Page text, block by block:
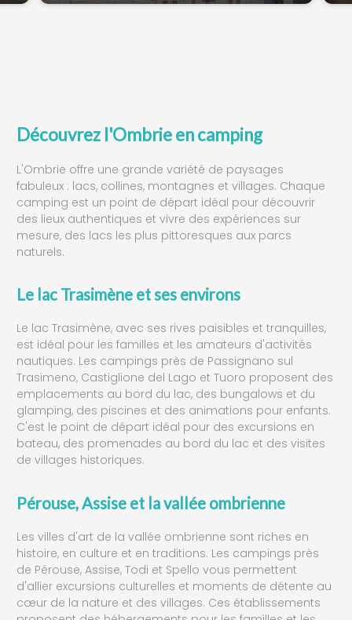
Découvrez l'Ombrie en camping
L'Ombrie offre une grande variété de paysages
fabuleux : lacs, collines, montagnes et villages. Chaque
camping est un point de départ idéal pour découvrir
des lieux authentiques et vivre des expériences sur
mesure, des lacs les plus pittoresques aux parcs
naturels.
Le lac Trasimène et ses environs
Le lac Trasimène, avec ses rives paisibles et tranquilles,
est idéal pour les familles et les amateurs d'activités
nautiques. Les campings près de Passignano sul
Trasimeno, Castiglione del Lago et Tuoro proposent des
emplacements au bord du lac, des bungalows et du
glamping, des piscines et des animations pour enfants.
C'est le point de départ idéal pour des excursions en
bateau, des promenades au bord du lac et des visites
de villages historiques.
Pérouse, Assise et la vallée ombrienne
Les villes d'art de la vallée ombrienne sont riches en
histoire, en culture et en traditions. Les campings près
de Pérouse, Assise, Todi et Spello vous permettent
d'allier excursions culturelles et moments de détente au
cœur de la nature et des villages. Ces établissements